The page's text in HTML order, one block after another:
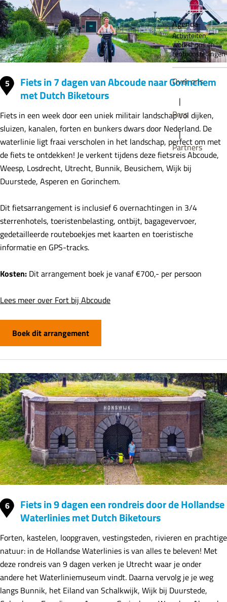
Agenda
Activiteiten,
workshops en
tentoonstellingen
Over ons
|
Pers
|
Partners
5
Fiets in 7 dagen van Abcoude naar Gorinchem
met Dutch Biketours
Fiets in een week door een uniek militair landschap vol dijken,
sluizen, kanalen, forten en bunkers dwars door Nederland. De
waterlinie ligt fraai verscholen in het landschap, perfect om met
de fiets te ontdekken! Je verkent tijdens deze fietsreis Abcoude,
Weesp, Losdrecht, Utrecht, Bunnik, Beusichem, Wijk bij
Duurstede, Asperen en Gorinchem.
Dit fietsarrangement is inclusief 6 overnachtingen in 3/4
sterrenhotels, toeristenbelasting, ontbijt, bagagevervoer,
gedetailleerde routeboekjes met kaarten en toeristische
informatie en GPS-tracks.
Kosten: Dit arrangement boek je vanaf €700,- per persoon
Lees meer over Fort bij Abcoude
Boek dit arrangement
6
Fiets in 9 dagen een rondreis door de Hollandse
Waterlinies met Dutch Biketours
Forten, kastelen, loopgraven, vestingsteden, rivieren en prachtige
natuur: in de Hollandse Waterlinies is van alles te beleven! Met
deze rondreis van 9 dagen verken je Utrecht waar je onder
andere het Waterliniemuseum vindt. Daarna vervolg je je weg
langs Bunnik, het Eiland van Schalkwijk, Wijk bij Duurstede,